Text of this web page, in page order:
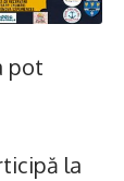
pot
la